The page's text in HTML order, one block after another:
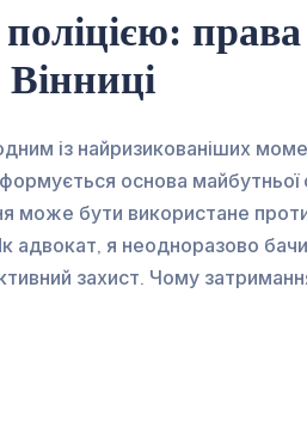
із найризикованіших
основа
може бути використане
адвокат, я неодноразово
захист. Чому